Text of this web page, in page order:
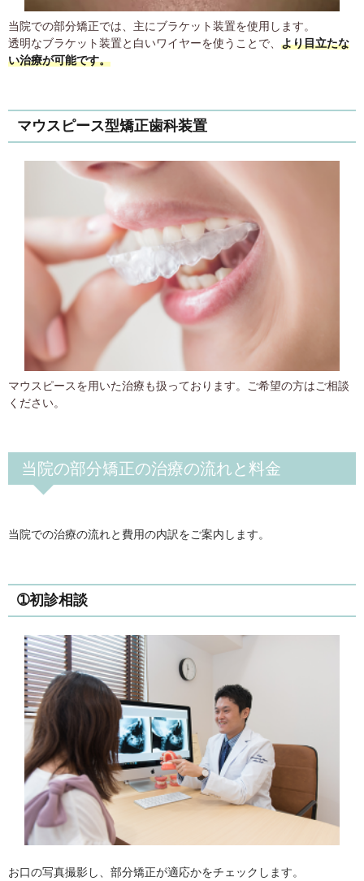
当院での部分矯正では、主にブラケット装置を使用します。
透明なブラケット装置と白いワイヤーを使うことで、 より目立たな
い治療が可能です。
マウスピース型矯正歯科装置
マウスピースを用いた治療も扱っております。ご希望の方はご相談
ください。
当院の部分矯正の治療の流れと料金
当院での治療の流れと費用の内訳をご案内します。
➀初診相談
お口の写真撮影し、部分矯正が適応かをチェックします。